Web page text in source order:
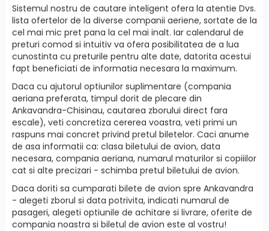
Sistemul nostru de cautare inteligent ofera la atentie Dvs.
lista ofertelor de la diverse companii aeriene, sortate de la
cel mai mic pret pana la cel mai inalt. Iar calendarul de
preturi comod si intuitiv va ofera posibilitatea de a lua
cunostinta cu preturile pentru alte date, datorita acestui
fapt beneficiati de informatia necesara la maximum.
Daca cu ajutorul optiunilor suplimentare (compania
aeriana preferata, timpul dorit de plecare din
Ankavandra-Chisinau, cautarea zborului direct fara
escale), veti concretiza cererea voastra, veti primi un
raspuns mai concret privind pretul biletelor. Caci anume
de asa informatii ca: clasa biletului de avion, data
necesara, compania aeriana, numarul maturilor si copiiilor
cat si alte precizari - schimba pretul biletului de avion.
Daca doriti sa cumparati bilete de avion spre Ankavandra
- alegeti zborul si data potrivita, indicati numarul de
pasageri, alegeti optiunile de achitare si livrare, oferite de
compania noastra si biletul de avion este al vostru!